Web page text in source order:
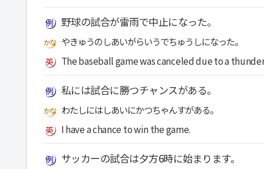
野球の試合が雷雨で中止になった。
やきゅうのしあいがらいうでちゅうしになった。
The baseball game was canceled due to a
私には試合に勝つチャンスがある。
わたしにはしあいにかつちゃんすがある。
I have a chance to win the game.
サッカーの試合は夕方6時に始まります。